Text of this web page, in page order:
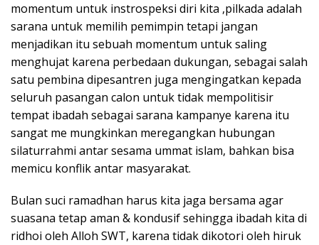
momentum untuk instrospeksi diri kita ,pilkada adalah
sarana untuk memilih pemimpin tetapi jangan
menjadikan itu sebuah momentum untuk saling
menghujat karena perbedaan dukungan, sebagai salah
satu pembina dipesantren juga mengingatkan kepada
seluruh pasangan calon untuk tidak mempolitisir
tempat ibadah sebagai sarana kampanye karena itu
sangat me mungkinkan meregangkan hubungan
silaturrahmi antar sesama ummat islam, bahkan bisa
memicu konflik antar masyarakat.
Bulan suci ramadhan harus kita jaga bersama agar
suasana tetap aman & kondusif sehingga ibadah kita di
ridhoi oleh Alloh SWT, karena tidak dikotori oleh hiruk